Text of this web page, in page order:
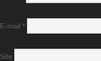
E-mail *
Site